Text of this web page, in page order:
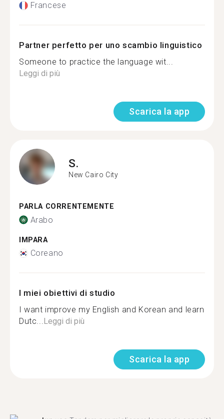
Francese
Partner perfetto per uno scambio linguistico
Someone to practice the language wit...
Leggi di più
Scarica la app
S.
New Cairo City
PARLA CORRENTEMENTE
Arabo
IMPARA
Coreano
I miei obiettivi di studio
I want improve my English and Korean and learn
Dutc...Leggi di più
Scarica la app